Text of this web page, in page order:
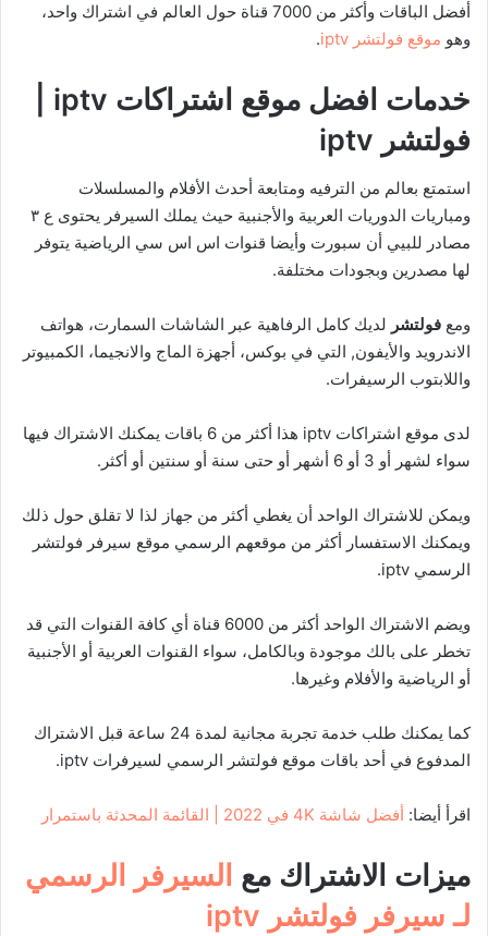
أفضل الباقات وأكثر من 7000 قناة حول العالم في اشتراك واحد،
وهو موقع فولتشر iptv .
خدمات افضل موقع اشتراكات iptv
فولتشر iptv
استمتع بعالم من الترفيه ومتابعة أحدث الأفلام والمسلسلات
ومباريات الدوريات العربية والأجنبية حيث يملك السيرفر يحتوى ع ٣
مصادر للبيي أن سبورت وأيضا قنوات اس اس سي الرياضية يتوفر
لها مصدرين وبجودات مختلفة.
ومع فولتشر لديك كامل الرفاهية عبر الشاشات السمارت، هواتف
الاندرويد والأيفون, التي في بوكس، أجهزة الماج والانجيما، الكمبيوتر
واللابتوب الرسيفرات.
لدى موقع اشتراكات iptv هذا أكثر من 6 باقات يمكنك الاشتراك فيها
سواء لشهر أو 3 أو 6 أشهر أو حتى سنة أو سنتين أو أكثر.
ويمكن للاشتراك الواحد أن يغطي أكثر من جهاز لذا لا تقلق حول ذلك
ويمكنك الاستفسار أكثر من موقعهم الرسمي موقع سيرفر فولتشر
الرسمي iptv.
ويضم الاشتراك الواحد أكثر من 6000 قناة أي كافة القنوات التي قد
تخطر على بالك موجودة وبالكامل، سواء القنوات العربية أو الأجنبية
أو الرياضية والأفلام وغيرها.
كما يمكنك طلب خدمة تجربة مجانية لمدة 24 ساعة قبل الاشتراك
المدفوع في أحد باقات موقع فولتشر الرسمي لسيرفرات iptv.
اقرأ أيضا: أفضل شاشة 4K في 2022 | القائمة المحدثة باستمرار
ميزات الاشتراك مع السيرفر الرسمي
لـ سيرفر فولتشر iptv